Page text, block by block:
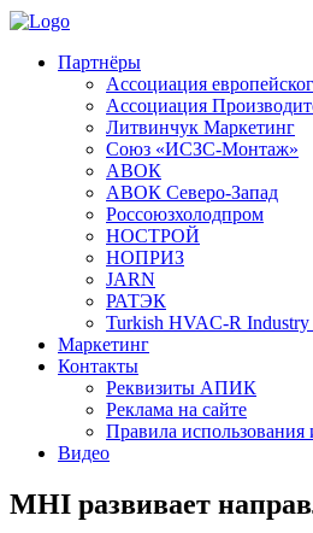
Партнёры
Ассоциация
Aссоциация
Литвинчук Маркетинг
Союз «ИСЗС-Монтаж»
АВОК
АВОК Северо-Запад
Россоюзхолодпром
НОСТРОЙ
НОПРИЗ
JARN
РАТЭК
Turkish HVAC-R Industry
Маркетинг
Контакты
Реквизиты АПИК
Реклама на сайте
Правила
Видео
MHI развивает